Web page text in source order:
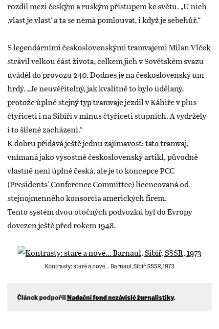
rozdíl mezi českým a ruským přístupem ke světu. „U nich
‚vlast je vlast‘ a ta se nemá pomlouvat, i když je sebehůř.“
S legendárními československými tramvajemi Milan Vlček
strávil velkou část života, celkem jich v Sovětském svazu
uváděl do provozu 240. Dodnes je na československý um
hrdý. „Je neuvěřitelný, jak kvalitně to bylo udělaný,
protože úplně stejný typ tramvaje jezdil v Káhiře v plus
čtyřiceti i na Sibiři v mínus čtyřiceti stupních. A vydržely
i to šílené zacházení.“
K dobru přidává ještě jednu zajímavost: tato tramvaj,
vnímaná jako výsostně československý artikl, původně
vlastně není úplně česká, ale je to koncepce PCC
(Presidents' Conference Committee) licencovaná od
stejnojmenného konsorcia amerických firem.
Tento systém dvou otočných podvozků byl do Evropy
dovezen ještě před rokem 1948.
Kontrasty: staré a nové... Barnaul, Sibiř, SSSR, 1973
Článek podpořil Nadační fond nezávislé žurnalistiky.